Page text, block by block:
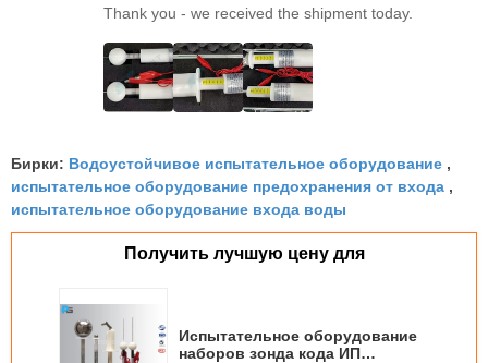
Thank you - we received the shipment today.
Бирки: Водоустойчивое испытательное оборудование ,
испытательное оборудование предохранения от входа ,
испытательное оборудование входа воды
Получить лучшую цену для
Испытательное оборудование
наборов зонда кода ИП